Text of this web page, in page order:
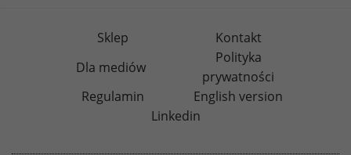
Sklep
Kontakt
Dla mediów
Polityka
prywatności
Regulamin
English version
Linkedin